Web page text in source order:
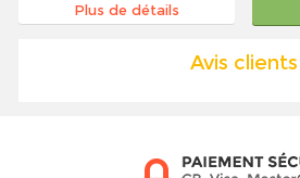
Plus de détails
Avis clients